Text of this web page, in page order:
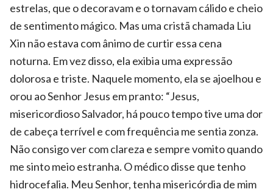
estrelas, que o decoravam e o tornavam cálido e cheio
de sentimento mágico. Mas uma cristã chamada Liu
Xin não estava com ânimo de curtir essa cena
noturna. Em vez disso, ela exibia uma expressão
dolorosa e triste. Naquele momento, ela se ajoelhou e
orou ao Senhor Jesus em pranto: “Jesus,
misericordioso Salvador, há pouco tempo tive uma dor
de cabeça terrível e com frequência me sentia zonza.
Não consigo ver com clareza e sempre vomito quando
me sinto meio estranha. O médico disse que tenho
hidrocefalia. Meu Senhor, tenha misericórdia de mim